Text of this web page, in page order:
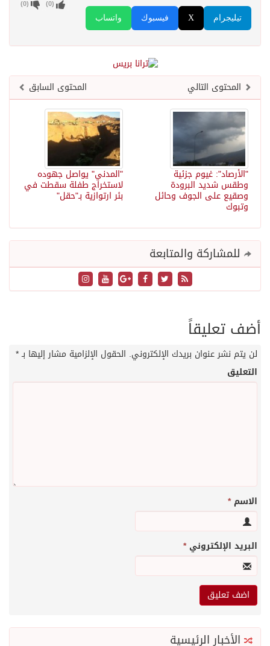
واتساب فيسبوك X تيليجرام
(
0
) (
0
)
المحتوى السابق المحتوى التالي
"المدني" يواصل جهوده
لاستخراج طفلة سقطت في
بئر ارتوازية بـ"حقل"
"الأرصاد": غيوم جزئية
وطقس شديد البرودة
وصقيع على الجوف وحائل
وتبوك
للمشاركة والمتابعة
أضف تعليقاً
لن يتم نشر عنوان بريدك الإلكتروني. الحقول الإلزامية مشار إليها بـ*
التعليق
الاسم*
البريد الإلكتروني*
الأخبار الرئيسية